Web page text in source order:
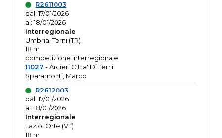
R2611003
dal: 17/01/2026
al: 18/01/2026
Interregionale
Umbria: Terni (TR)
18 m
competizione interregionale
11027 - Arcieri Citta' Di Terni
Sparamonti, Marco
R2612003
dal: 17/01/2026
al: 18/01/2026
Interregionale
Lazio: Orte (VT)
18 m